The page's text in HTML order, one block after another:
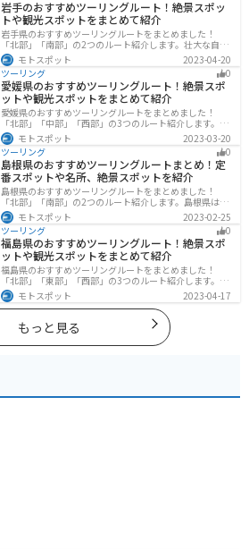
岩手のおすすめツーリングルート！絶景スポッ
トや観光スポットをまとめて紹介
岩手県のおすすめツーリングルートをまとめました！
「北部」「南部」の2つのルート紹介します。壮大な自然
や歴史的な観光スポットが多く存在するので楽しめま
す。バイクで岩手県にツーリングに行く際は参考にして
ください。
モトスポット
2023-04-20
ツーリング
0
愛媛県のおすすめツーリングルート！絶景スポ
ットや観光スポットをまとめて紹介
愛媛県のおすすめツーリングルートをまとめました！
「北部」「中部」「西部」の3つのルート紹介します。山
や海といった自然だけでなく、気軽に渡れる島もあり
様々な楽しみ方ができます。バイクで愛媛県にツーリン
グに行く際は参考にしてください。
モトスポット
2023-03-20
ツーリング
0
島根県のおすすめツーリングルートまとめ！定
番スポットや名所、絶景スポットを紹介
島根県のおすすめツーリングルートをまとめました！
「北部」「南部」の2つのルート紹介します。島根県は、
海と山が近く、1日で全然違う景色を堪能することができ
ます。バイクで島根県にツーリングに行く際は参考にし
てください。
モトスポット
2023-02-25
ツーリング
0
福島県のおすすめツーリングルート！絶景スポ
ットや観光スポットをまとめて紹介
福島県のおすすめツーリングルートをまとめました！
「北部」「東部」「西部」の3つのルート紹介します。内
陸部には山々が連なり、海岸線は太平洋に面してるので
観光スポットが多数あります。バイクで福島県にツーリ
ングに行く際は参考にしてください。
モトスポット 2023-04-17
もっと見る